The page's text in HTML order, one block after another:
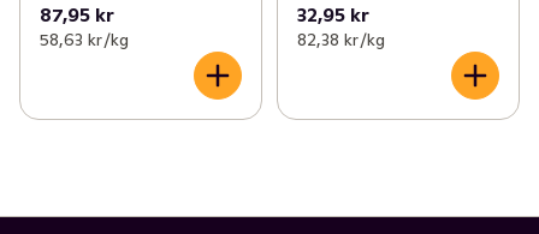
87,95 kr
58,63 kr /kg
32,95 kr
82,38 kr /kg